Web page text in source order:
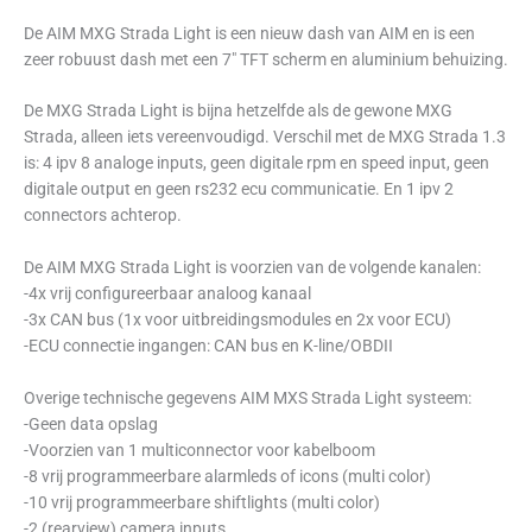
De AIM MXG Strada Light is een nieuw dash van AIM en is een
zeer robuust dash met een 7″ TFT scherm en aluminium behuizing.
De MXG Strada Light is bijna hetzelfde als de gewone MXG
Strada, alleen iets vereenvoudigd. Verschil met de MXG Strada 1.3
is: 4 ipv 8 analoge inputs, geen digitale rpm en speed input, geen
digitale output en geen rs232 ecu communicatie. En 1 ipv 2
connectors achterop.
De AIM MXG Strada Light is voorzien van de volgende kanalen:
-4x vrij configureerbaar analoog kanaal
-3x CAN bus (1x voor uitbreidingsmodules en 2x voor ECU)
-ECU connectie ingangen: CAN bus en K-line/OBDII
Overige technische gegevens AIM MXS Strada Light systeem:
-Geen data opslag
-Voorzien van 1 multiconnector voor kabelboom
-8 vrij programmeerbare alarmleds of icons (multi color)
-10 vrij programmeerbare shiftlights (multi color)